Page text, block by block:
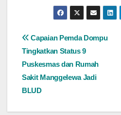
Navigasi
pos
Capaian Pemda Dompu
Tingkatkan Status 9
Puskesmas dan Rumah
Sakit Manggelewa Jadi
BLUD